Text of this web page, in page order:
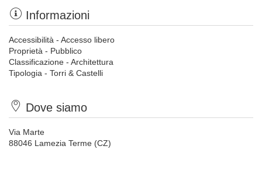
Informazioni
Accessibilità - Accesso libero
Proprietà - Pubblico
Classificazione - Architettura
Tipologia - Torri & Castelli
Dove siamo
Via Marte
88046 Lamezia Terme (CZ)